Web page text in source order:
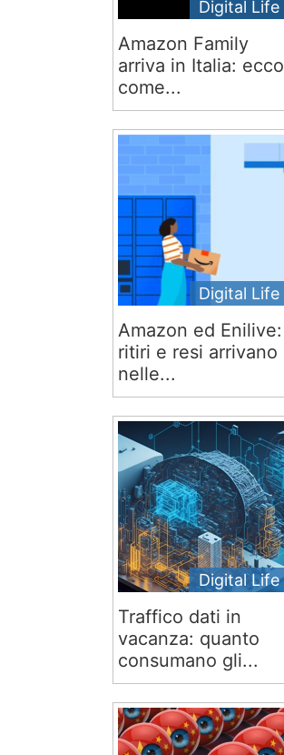
Digital Life
Amazon Family
arriva in Italia: ecco
come...
Digital Life
Amazon ed Enilive:
ritiri e resi arrivano
nelle...
Digital Life
Traffico dati in
vacanza: quanto
consumano gli...